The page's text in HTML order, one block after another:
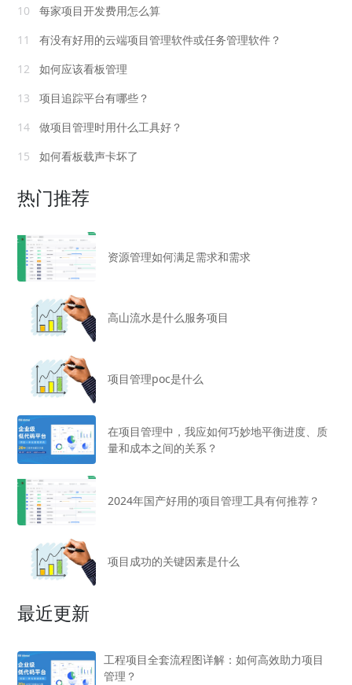
10
每家项目开发费用怎么算
11
有没有好用的云端项目管理软件或任务管理软件？
12
如何应该看板管理
13
项目追踪平台有哪些？
14
做项目管理时用什么工具好？
15
如何看板载声卡坏了
热门推荐
资源管理如何满足需求和需求
高山流水是什么服务项目
项目管理poc是什么
在项目管理中，我应如何巧妙地平衡进度、质
量和成本之间的关系？
2024年国产好用的项目管理工具有何推荐？
项目成功的关键因素是什么
最近更新
工程项目全套流程图详解：如何高效助力项目
管理？